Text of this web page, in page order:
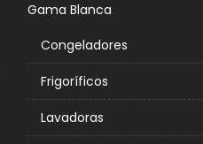
Gama Blanca
Congeladores
Frigoríficos
Lavadoras